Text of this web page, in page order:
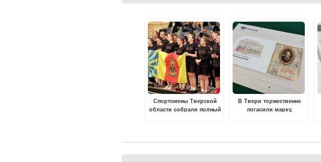
Спортсмены Тверской
области собрали полный
В Твери торжественно
погасили марку,
Салтыкова-Щедрина